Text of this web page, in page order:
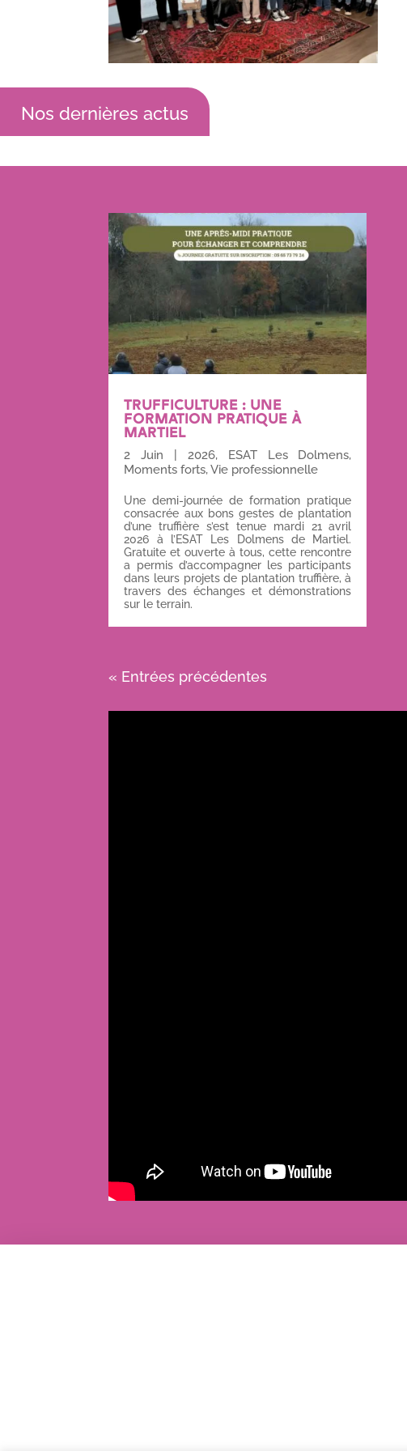
Nos dernières actus
TRUFFICULTURE : UNE
FORMATION PRATIQUE À
MARTIEL
2 Juin 2026, ESAT Les Dolmens,
Moments forts,Vie professionnelle
Une demi-journée de formation pratique
consacrée aux bons gestes de plantation
d’une truffière s’est tenue mardi 21 avril
2026 à l’ESAT Les Dolmens de Martiel.
Gratuite et ouverte à tous, cette rencontre
a permis d’accompagner les participants
dans leurs projets de plantation truffière, à
travers des échanges et démonstrations
sur le terrain.
« Entrées précédentes